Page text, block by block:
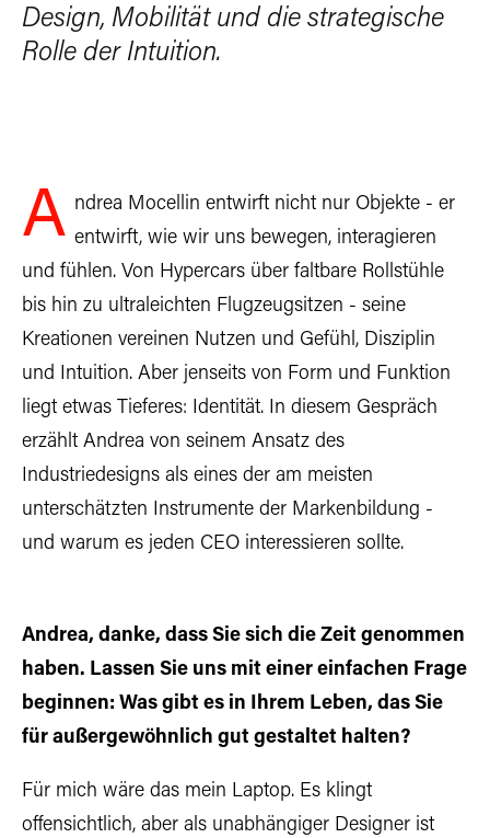
Design, Mobilität und die strategische
Rolle der Intuition.
A ndrea Mocellin entwirft nicht nur Objekte - er
entwirft, wie wir uns bewegen, interagieren
und fühlen. Von Hypercars über faltbare Rollstühle
bis hin zu ultraleichten Flugzeugsitzen - seine
Kreationen vereinen Nutzen und Gefühl, Disziplin
und Intuition. Aber jenseits von Form und Funktion
liegt etwas Tieferes: Identität. In diesem Gespräch
erzählt Andrea von seinem Ansatz des
Industriedesigns als eines der am meisten
unterschätzten Instrumente der Markenbildung -
und warum es jeden CEO interessieren sollte.
Andrea, danke, dass Sie sich die Zeit genommen
haben. Lassen Sie uns mit einer einfachen Frage
beginnen: Was gibt es in Ihrem Leben, das Sie
für außergewöhnlich gut gestaltet halten?
Für mich wäre das mein Laptop. Es klingt
offensichtlich, aber als unabhängiger Designer ist